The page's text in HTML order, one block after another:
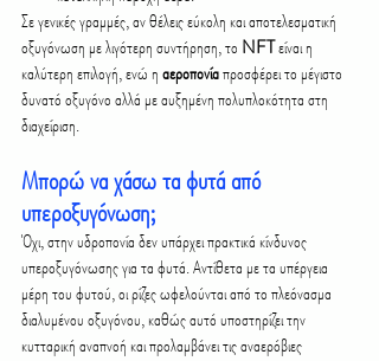
Σε γενικές γραμμές, αν θέλεις εύκολη και αποτελεσματική
οξυγόνωση με λιγότερη συντήρηση, το NFT είναι η
καλύτερη επιλογή, ενώ η αεροπονία προσφέρει το μέγιστο
δυνατό οξυγόνο αλλά με αυξημένη πολυπλοκότητα στη
διαχείριση.
Μπορώ να χάσω τα φυτά από
υπεροξυγόνωση;
Όχι, στην υδροπονία δεν υπάρχει πρακτικά κίνδυνος
υπεροξυγόνωσης για τα φυτά. Αντίθετα με τα υπέργεια
μέρη του φυτού, οι ρίζες ωφελούνται από το πλεόνασμα
διαλυμένου οξυγόνου, καθώς αυτό υποστηρίζει την
κυτταρική αναπνοή και προλαμβάνει τις αναερόβιες